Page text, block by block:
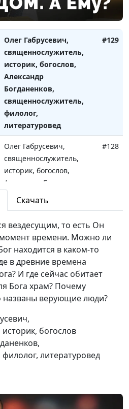
священнослужитель,
историк, богослов
Олег Габрусевич,
священнослужитель,
историк, богослов,
Александр
Богданенков,
священнослужитель,
филолог,
литературовед
#129
Олег Габрусевич,
священнослужитель,
историк, богослов,
Александр Богданенков,
#128
Олег Габрусевич,
священнослужитель,
историк, богослов,
Александр Богданенков,
священнослужитель,
филолог, литературовед
#127
священнослужитель,
историк, богослов,
Александр Богданенков,
священнослужитель,
священнослужитель,
Скачать
вездесущим, то есть Он
момент времени. Можно ли
находится в каком-то
в древние времена
И где сейчас обитает
Бога храм? Почему
названы верующие люди?
богослов
литературовед